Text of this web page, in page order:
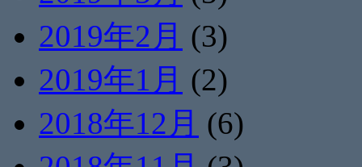
2019年2月 (3)
2019年1月 (2)
2018年12月 (6)